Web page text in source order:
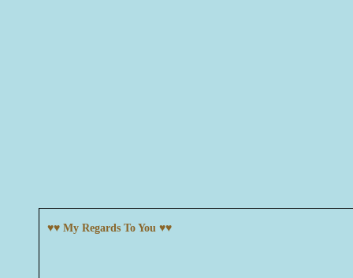
♥♥ My Regards To You ♥♥